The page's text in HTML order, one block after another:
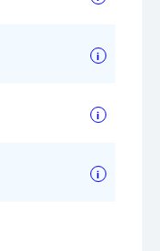
i
i
i